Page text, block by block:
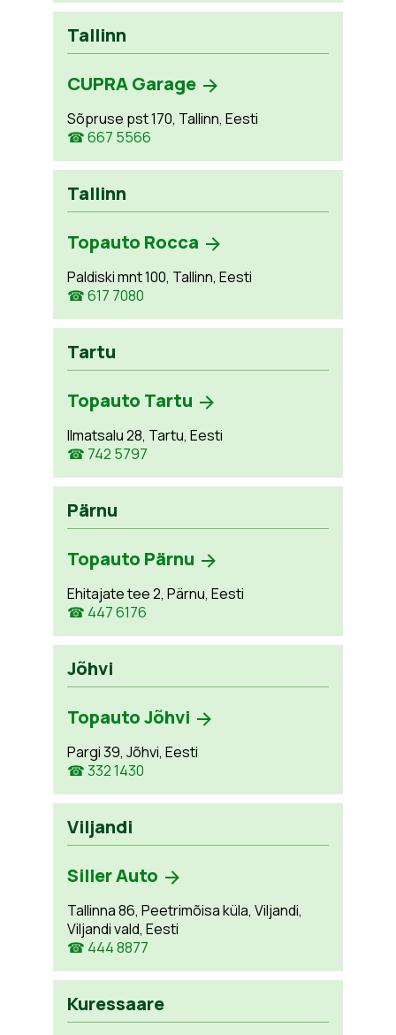
Tallinn
CUPRA Garage
Sõpruse pst 170, Tallinn, Eesti
☎ 667 5566
Tallinn
Topauto Rocca
Paldiski mnt 100, Tallinn, Eesti
☎ 617 7080
Tartu
Topauto Tartu
Ilmatsalu 28, Tartu, Eesti
☎ 742 5797
Pärnu
Topauto Pärnu
Ehitajate tee 2, Pärnu, Eesti
☎ 447 6176
Jõhvi
Topauto Jõhvi
Pargi 39, Jõhvi, Eesti
☎ 332 1430
Viljandi
Siller Auto
Tallinna 86, Peetrimõisa küla, Viljandi,
Viljandi vald, Eesti
☎ 444 8877
Kuressaare